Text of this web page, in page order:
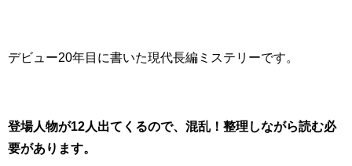
デビュー20年目に書いた現代長編ミステリーです。
登場人物が12人出てくるので、混乱！整理しながら読む必
要があります。